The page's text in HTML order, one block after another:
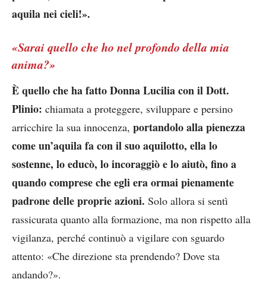
aquila nei cieli!».
«Sarai quello che ho nel profondo della mia
anima?»
È quello che ha fatto Donna Lucilia con il Dott.
Plinio: chiamata a proteggere, sviluppare e persino
arricchire la sua innocenza, portandolo alla pienezza
come un’aquila fa con il suo aquilotto, ella lo
sostenne, lo educò, lo incoraggiò e lo aiutò, fino a
quando comprese che egli era ormai pienamente
padrone delle proprie azioni. Solo allora si sentì
rassicurata quanto alla formazione, ma non rispetto alla
vigilanza, perché continuò a vigilare con sguardo
attento: «Che direzione sta prendendo? Dove sta
andando?».